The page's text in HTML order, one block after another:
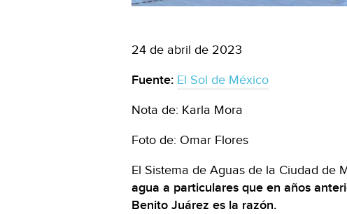
24 de abril de 2023
Fuente: El Sol de México
Nota de: Karla Mora
Foto de: Omar Flores
El Sistema de Aguas de la Ciudad de
agua a particulares que en años
Benito Juárez es la razón.